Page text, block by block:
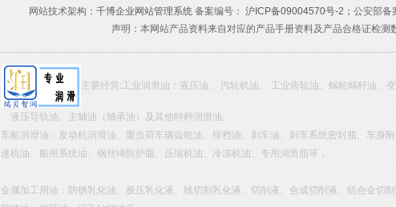
网站技术架构：千博企业网站管理系统备案编号：沪ICP备09004570号-2；公安部备
声明：本网站产品资料来自对应的产品手册资料及产品合格证检测
主要经营:工业润滑油：液压油、 汽轮机油、 工业齿轮油、蜗轮蜗杆油、
、液压导轨油、主轴油（轴承油）及其他特种润滑油。
车船润滑油：发动机润滑油、重负荷车辆齿轮油、排档油、刹车油、刹车系统密封脂、车身
速机油、船用系统油、钢丝绳防护脂、压缩机油、冷冻机油、专用润滑脂等，
金属加工用油：防锈乳化油、极压乳化液、线切割乳化液、切削液、合成切削液、铝合金切